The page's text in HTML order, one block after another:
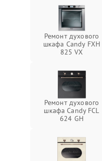
Ремонт духового
шкафа Candy FXH
825 VX
Ремонт духового
шкафа Candy FCL
624 GH